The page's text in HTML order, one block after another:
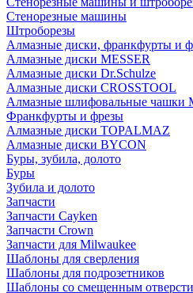
Стенорезные машины
Штроборезы
Алмазные диски, франкфурты и
Алмазные диски MESSER
Алмазные диски Dr.Schulze
Алмазные диски CROSSTOOL
Алмазные шлифовальные чашки
Франкфурты и фрезы
Алмазные диски TOPALMAZ
Алмазные диски BYCON
Буры, зубила, долото
Буры
Зубила и долото
Запчасти
Запчасти Cayken
Запчасти Crown
Запчасти для Milwaukee
Шаблоны для сверления
Шаблоны для подрозетников
Шаблоны со смещенным